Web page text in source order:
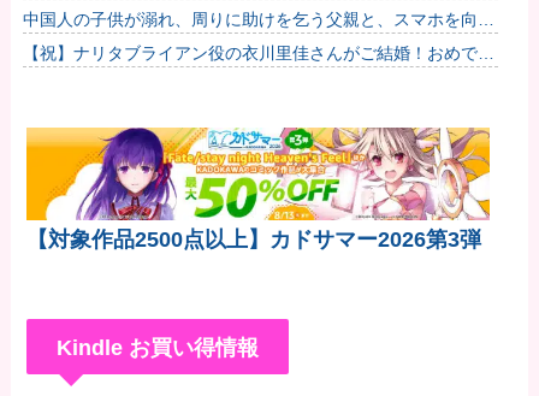
ろwwwwwww
中国人の子供が溺れ、周りに助けを乞う父親と、スマホを向け
てインプレ稼ぎの見物人
【祝】ナリタブライアン役の衣川里佳さんがご結婚！おめでと
【対象作品2500点以上】カドサマー2026第3弾
Kindle お買い得情報